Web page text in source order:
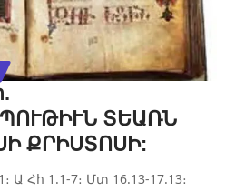
ՏԵԱՌՆ
ՔՐԻՍՏՈՍԻ:
Ա Հհ 1.1-7։ Մտ 16.13-17.13։